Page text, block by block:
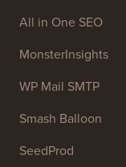
All in One SEO
MonsterInsights
WP Mail SMTP
Smash Balloon
SeedProd